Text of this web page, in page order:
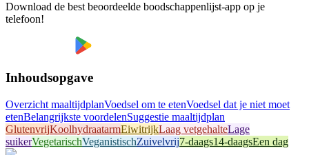
Download de best beoordeelde boodschappenlijst-app op je
telefoon!
Inhoudsopgave
Overzicht maaltijdplanVoedsel om te etenVoedsel dat je niet moet
etenBelangrijkste voordelenSuggestie maaltijdplan
GlutenvrijKoolhydraatarmEiwitrijkLaag vetgehalteLage
suikerVegetarischVeganistischZuivelvrij7-daags14-daagsEen dag